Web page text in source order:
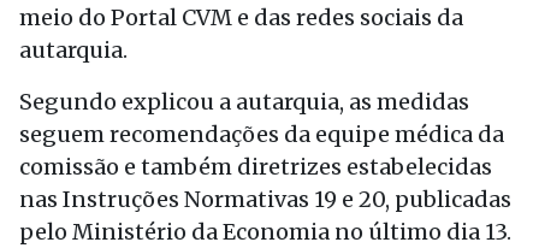
meio do Portal CVM e das redes sociais da
autarquia.
Segundo explicou a autarquia, as medidas
seguem recomendações da equipe médica da
comissão e também diretrizes estabelecidas
nas Instruções Normativas 19 e 20, publicadas
pelo Ministério da Economia no último dia 13.